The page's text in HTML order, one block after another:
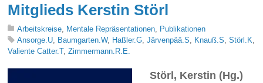
Mitglieds Kerstin Störl
Arbeitskreise Mentale Repräsentationen
Publikationen
Ansorge.U
Baumgarten.W, Haßler.G ,Järvenpää.S Knauß.S ,Störl.K
Valiente Catter.T,Zimmermann.R.E.
Störl, Kerstin (Hg.)